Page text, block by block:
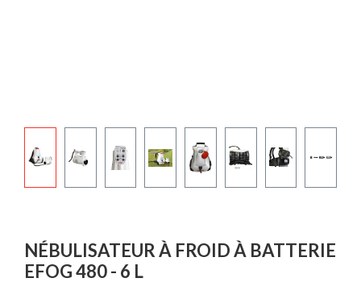
NÉBULISATEUR À FROID À BATTERIE
EFOG 480 - 6 L